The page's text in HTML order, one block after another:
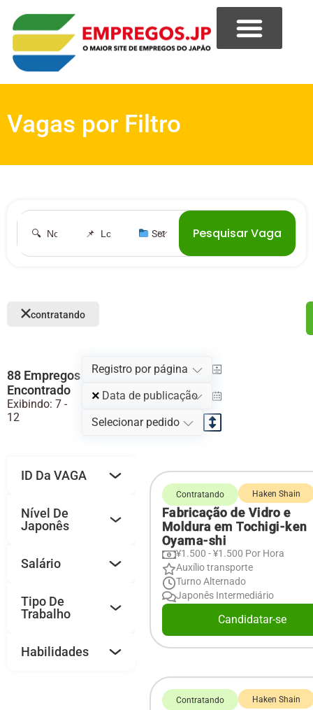
Vagas por Filtro
︎ Setor Pesquisar Vaga
contratando
88 Empregos
Encontrado
Exibindo: 7 -
12
Registro por página
× Data de publicação
Selecionar pedido
ID Da VAGA
Nível De
Japonês
Salário
Tipo De
Trabalho
Habilidades
Contratando Haken Shain
Fabricação de Vidro e
Moldura em Tochigi-ken
Oyama-shi
¥1.500 - ¥1.500 Por Hora
Auxílio transporte
Turno Alternado
Japonês Intermediário
Candidatar-se
Contratando Haken Shain